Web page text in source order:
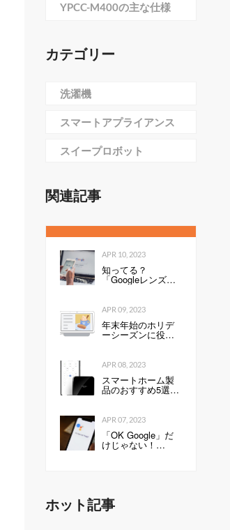
YPCC-M400の主な仕様
カテゴリー
洗濯機
スマートアプライアンス
スイープロボット
関連記事
APR 10, 2023
知ってる？
「Googleレンズ」
「Google Home」
なGoogleのサービ
ス活用術
APR 09, 2023
年末年始のホリデ
ーシーズンに役立
つ、Googleアシス
ケータイ Watch
APR 08, 2023
スマートホーム製
品のおすすめ5選。
スマホやセンサー
照明、玄関の鍵な
どを制御しよう！
APR 07, 2023
「OK Google」だ
けじゃない！
Androidスマホで
ホット記事